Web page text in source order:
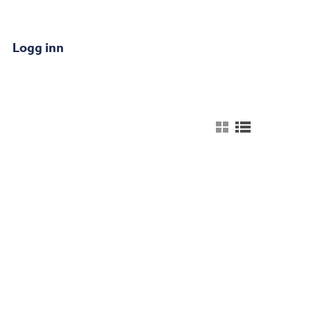
Logg inn